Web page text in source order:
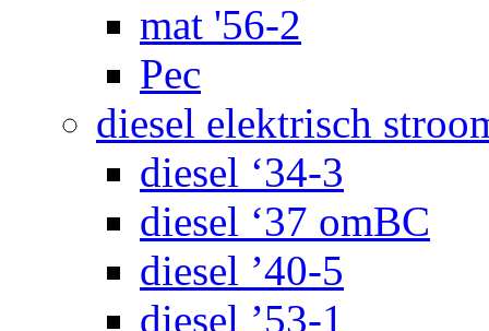
mat '56-2
Pec
diesel elektrisch
diesel ‘34-3
diesel ‘37 omBC
diesel ’40-5
diesel ’53-1